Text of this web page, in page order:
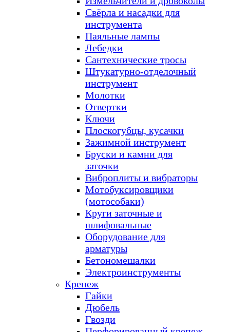
Свёрла и насадки для
инструмента
Паяльные лампы
Лебедки
Сантехнические тросы
Штукатурно-отделочный
инструмент
Молотки
Отвертки
Ключи
Плоскогубцы, кусачки
Зажимной инструмент
Бруски и камни для
заточки
Виброплиты и вибраторы
Мотобуксировщики
(мотособаки)
Круги заточные и
шлифовальные
Оборудование для
арматуры
Бетономешалки
Электроинструменты
Крепеж
Гайки
Дюбель
Гвозди